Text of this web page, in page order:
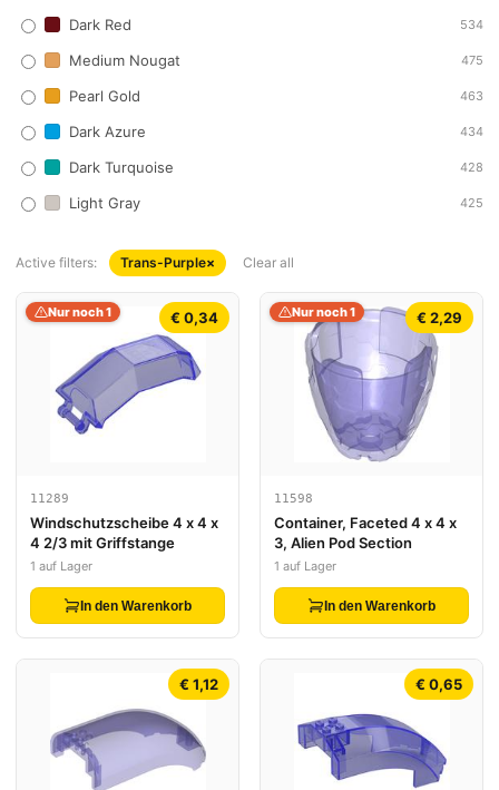
Dark Red 534
Medium Nougat 475
Pearl Gold 463
Dark Azure 434
Dark Turquoise 428
Light Gray 425
Active filters: Trans-Purple× Clear all
€ 0,34
Nur noch 1
11289
Windschutzscheibe 4 x 4 x
4 2/3 mit Griffstange
1 auf Lager
In den Warenkorb
€ 2,29
Nur noch 1
11598
Container, Faceted 4 x 4 x
3, Alien Pod Section
1 auf Lager
In den Warenkorb
€ 1,12 € 0,65